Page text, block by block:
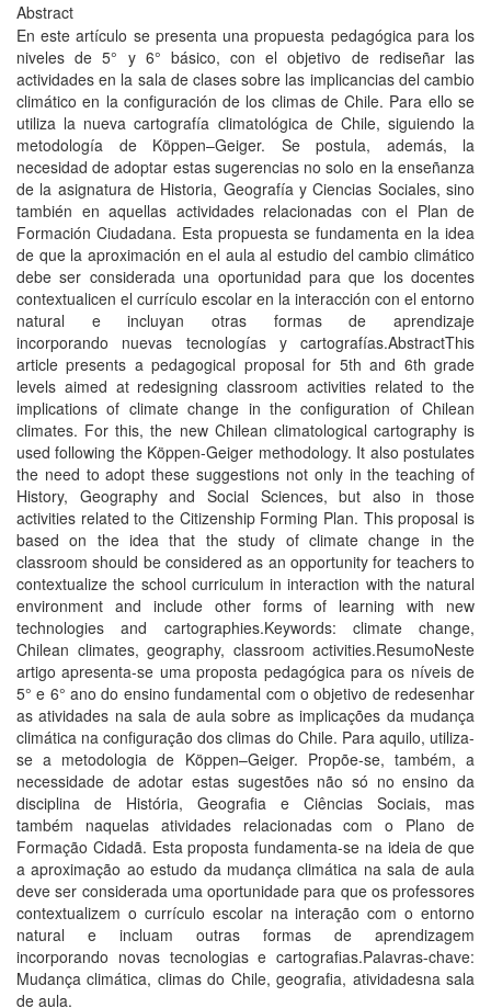
Abstract
En este artículo se presenta una propuesta pedagógica para los
niveles de 5° y 6° básico, con el objetivo de rediseñar las
actividades en la sala de clases sobre las implicancias del cambio
climático en la configuración de los climas de Chile. Para ello se
utiliza la nueva cartografía climatológica de Chile, siguiendo la
metodología de Köppen–Geiger. Se postula, además, la
necesidad de adoptar estas sugerencias no solo en la enseñanza
de la asignatura de Historia, Geografía y Ciencias Sociales, sino
también en aquellas actividades relacionadas con el Plan de
Formación Ciudadana. Esta propuesta se fundamenta en la idea
de que la aproximación en el aula al estudio del cambio climático
debe ser considerada una oportunidad para que los docentes
contextualicen el currículo escolar en la interacción con el entorno
natural e incluyan otras formas de aprendizaje
incorporando nuevas tecnologías y cartografías.AbstractThis
article presents a pedagogical proposal for 5th and 6th grade
levels aimed at redesigning classroom activities related to the
implications of climate change in the configuration of Chilean
climates. For this, the new Chilean climatological cartography is
used following the Köppen-Geiger methodology. It also postulates
the need to adopt these suggestions not only in the teaching of
History, Geography and Social Sciences, but also in those
activities related to the Citizenship Forming Plan. This proposal is
based on the idea that the study of climate change in the
classroom should be considered as an opportunity for teachers to
contextualize the school curriculum in interaction with the natural
environment and include other forms of learning with new
technologies and cartographies.Keywords: climate change,
Chilean climates, geography, classroom activities.ResumoNeste
artigo apresenta-se uma proposta pedagógica para os níveis de
5° e 6° ano do ensino fundamental com o objetivo de redesenhar
as atividades na sala de aula sobre as implicações da mudança
climática na configuração dos climas do Chile. Para aquilo, utiliza-
se a metodologia de Köppen–Geiger. Propõe-se, também, a
necessidade de adotar estas sugestões não só no ensino da
disciplina de História, Geografia e Ciências Sociais, mas
também naquelas atividades relacionadas com o Plano de
Formação Cidadã. Esta proposta fundamenta-se na ideia de que
a aproximação ao estudo da mudança climática na sala de aula
deve ser considerada uma oportunidade para que os professores
contextualizem o currículo escolar na interação com o entorno
natural e incluam outras formas de aprendizagem
incorporando novas tecnologias e cartografias.Palavras-chave:
Mudança climática, climas do Chile, geografia, atividadesna sala
de aula.